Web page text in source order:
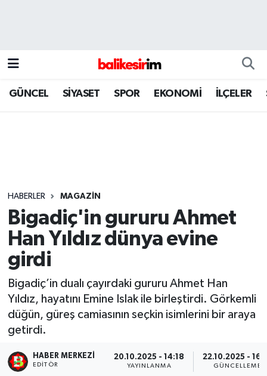
GÜNCEL SİYASET SPOR EKONOMİ İLÇELER
HABERLER MAGAZİN
Bigadiç'in gururu Ahmet
Han Yıldız dünya evine
girdi
Bigadiç’in dualı çayırdaki gururu Ahmet Han
Yıldız, hayatını Emine Islak ile birleştirdi. Görkemli
düğün, güreş camiasının seçkin isimlerini bir araya
getirdi.
HABER MERKEZI
EDITÖR
20.10.2025 - 14:18
YAYINLANMA
22.10.2025 -
GÜNCELLEME